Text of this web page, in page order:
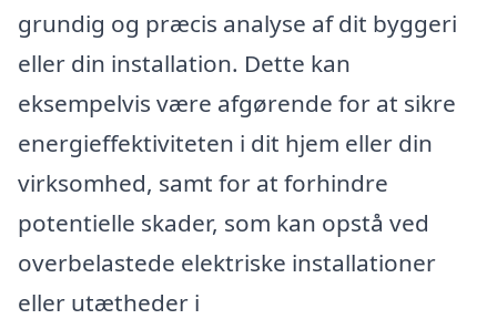
grundig og præcis analyse af dit byggeri
eller din installation. Dette kan
eksempelvis være afgørende for at sikre
energieffektiviteten i dit hjem eller din
virksomhed, samt for at forhindre
potentielle skader, som kan opstå ved
overbelastede elektriske installationer
eller utætheder i